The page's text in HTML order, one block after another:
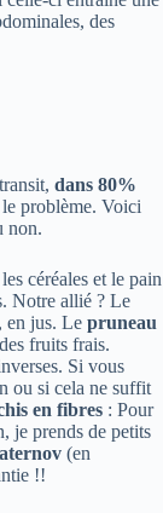
des
dans 80%
problème. Voici
non.
céréales et le pain
Notre allié ? Le
en jus. Le pruneau
fruits frais.
Si vous
ou si cela ne suffit
en fibres : Pour
je prends de petits
(en
!!